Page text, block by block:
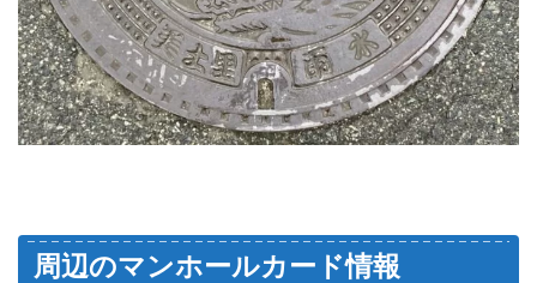
周辺のマンホールカード情報